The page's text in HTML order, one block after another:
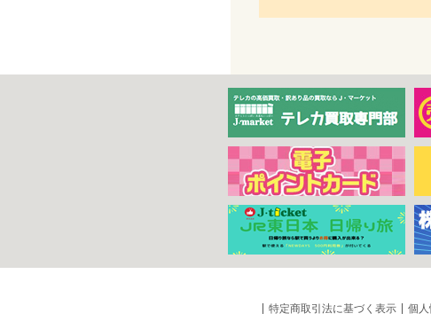
特定商取引法に基づく表示 個